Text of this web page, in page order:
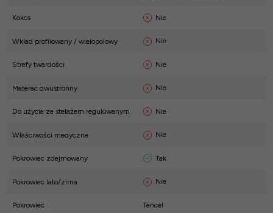
Kokos Nie
Wkład profilowany / wielopolowy Nie
Strefy twardości Nie
Materac dwustronny Nie
Do użycia ze stelażem regulowanym Nie
Właściwości medyczne Nie
Pokrowiec zdejmowany Tak
Pokrowiec lato/zima Nie
Pokrowiec Tencel